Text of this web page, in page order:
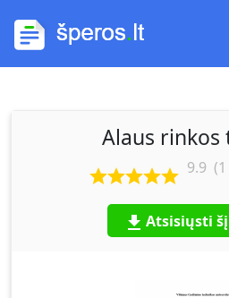
Alaus rinkos
9.9 (1
Atsisiųsti